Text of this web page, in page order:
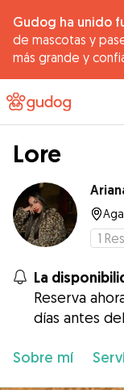
Gudog ha unido
de mascotas y
más grande y
Lore
1
La
Reserva
días antes
Sobre mí